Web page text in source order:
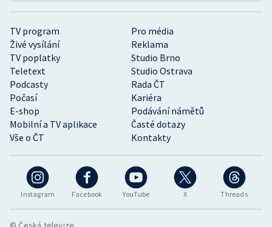
Vodní slalom
Volejbal
Ostatní
Instagram Facebook YouTube X Threads
TV program
Pro média
Živé vysílání
Reklama
TV poplatky
Studio Brno
Teletext
Studio Ostrava
Podcasty
Rada ČT
Počasí
Kariéra
E-shop
Podávání námětů
Mobilní a TV aplikace
Časté dotazy
Vše o ČT
Kontakty